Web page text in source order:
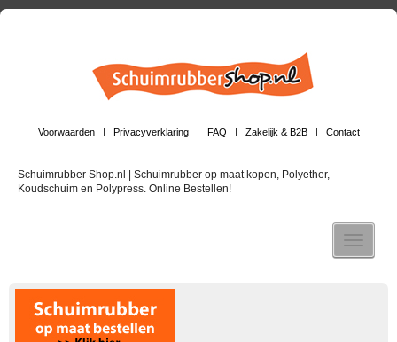
Voorwaarden Privacyverklaring FAQ Zakelijk & B2B Contact
Schuimrubber Shop.nl | Schuimrubber op maat kopen, Polyether,
Koudschuim en Polypress. Online Bestellen!
Toggle